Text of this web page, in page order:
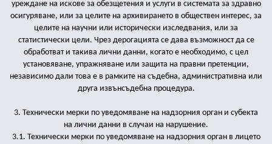
уреждане на искове за обезщетения и услуги в системата за здравно
осигуряване, или за целите на архивирането в обществен интерес, за
целите на научни или исторически изследвания, или за
статистически цели. Чрез дерогацията се дава възможност да се
обработват и такива лични данни, когато е необходимо, с цел
установяване, упражняване или защита на правни претенции,
независимо дали това е в рамките на съдебна, административна или
друга извънсъдебна процедура.
3. Технически мерки по уведомяване на надзорния орган и субекта
на лични данни в случаи на нарушение.
3.1. Технически мерки по уведомяване на надзорния орган в лицето